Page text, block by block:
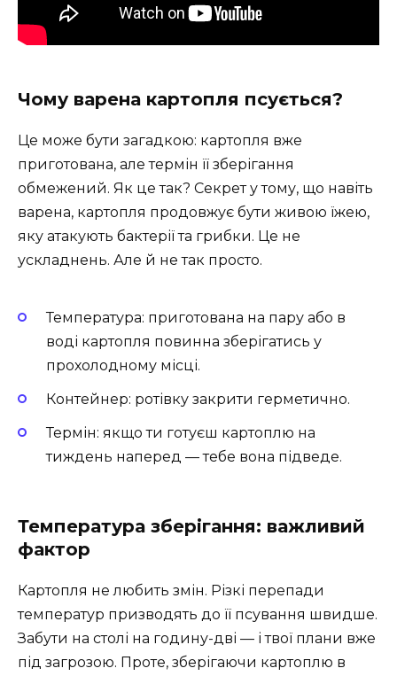
Чому варена картопля псується?
Це може бути загадкою: картопля вже
приготована, але термін її зберігання
обмежений. Як це так? Секрет у тому, що навіть
варена, картопля продовжує бути живою їжею,
яку атакують бактерії та грибки. Це не
ускладнень. Але й не так просто.
Температура: приготована на пару або в
воді картопля повинна зберігатись у
прохолодному місці.
Контейнер: ротівку закрити герметично.
Термін: якщо ти готуєш картоплю на
тиждень наперед — тебе вона підведе.
Температура зберігання: важливий
фактор
Картопля не любить змін. Різкі перепади
температур призводять до її псування швидше.
Забути на столі на годину-дві — і твої плани вже
під загрозою. Проте, зберігаючи картоплю в